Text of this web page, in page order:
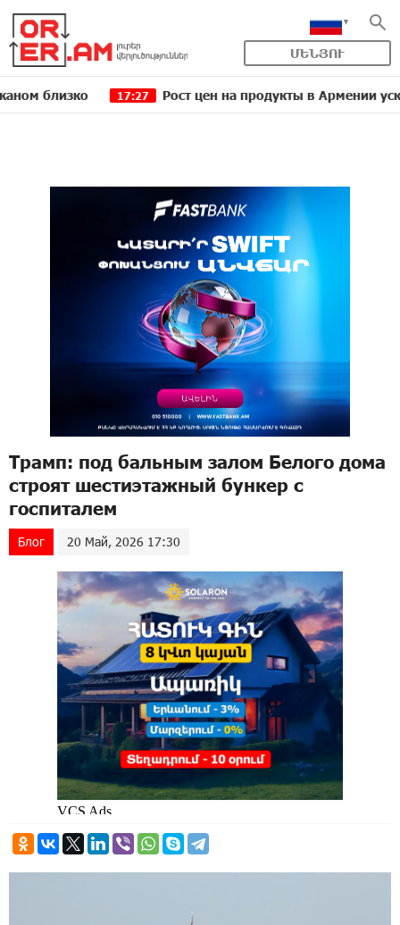
ՄԵՆՅՈՒ
17:27 Рост цен на продукты в Армении
Трамп: под бальным залом Белого дома
строят шестиэтажный бункер с
госпиталем
Блог 20 Май, 2026 17:30